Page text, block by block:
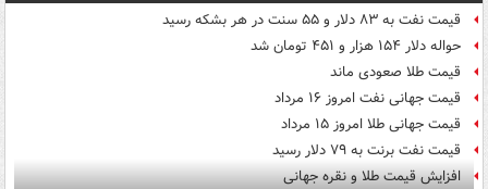
قیمت نفت به ۸۳ دلار و ۵۵ سنت در هر بشکه رسید
حواله دلار ۱۵۴ هزار و ۴۵۱ تومان شد
قیمت طلا صعودی ماند
قیمت جهانی نفت امروز ۱۶ مرداد
قیمت جهانی طلا امروز ۱۵ مرداد
قیمت نفت برنت به ۷۹ دلار رسید
افزایش قیمت طلا و نقره جهانی